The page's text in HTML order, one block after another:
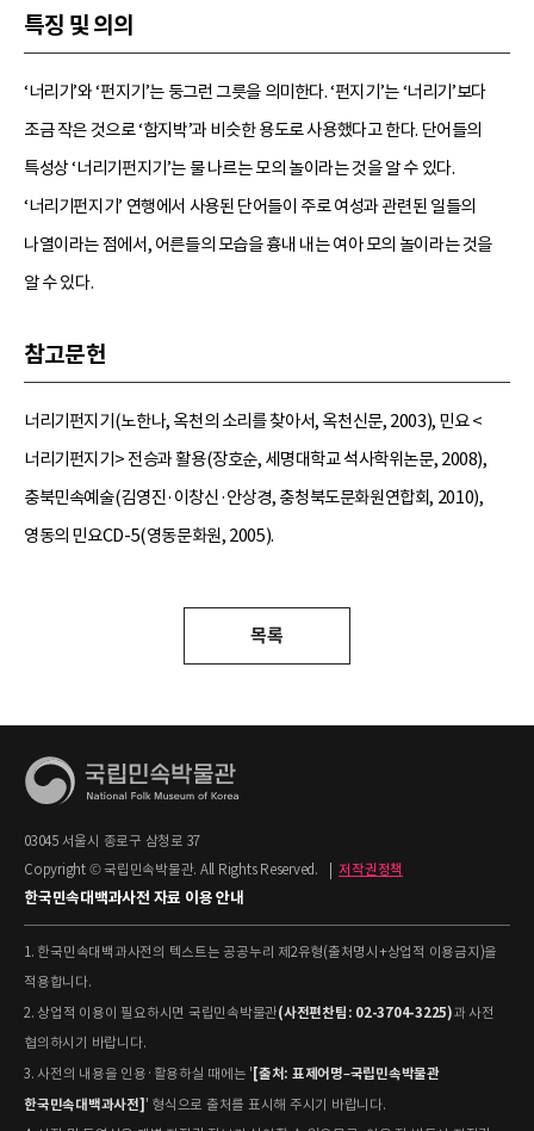
특징 및 의의
‘너리기’와 ‘펀지기’는 둥그런 그릇을 의미한다. ‘펀지기’는 ‘너리기’보다
조금 작은 것으로 ‘함지박’과 비슷한 용도로 사용했다고 한다. 단어들의
특성상 ‘너리기펀지기’는 물 나르는 모의 놀이라는 것을 알 수 있다.
‘너리기펀지기’ 연행에서 사용된 단어들이 주로 여성과 관련된 일들의
나열이라는 점에서, 어른들의 모습을 흉내 내는 여아 모의 놀이라는 것을
알 수 있다.
참고문헌
너리기펀지기(노한나, 옥천의 소리를 찾아서, 옥천신문, 2003), 민요 <
너리기펀지기> 전승과 활용(장호순, 세명대학교 석사학위논문, 2008),
충북민속예술(김영진·이창신·안상경, 충청북도문화원연합회, 2010),
영동의 민요CD-5(영동문화원, 2005).
목록
03045 서울시 종로구 삼청로 37
Copyright © 국립민속박물관. All Rights Reserved.
저작권정책
한국민속대백과사전 자료 이용 안내
1. 한국민속대백과사전의 텍스트는 공공누리 제2유형(출처명시+상업적 이용금지)을
적용합니다.
2. 상업적 이용이 필요하시면 국립민속박물관(사전편찬팀: 02-3704-3225)과 사전
협의하시기 바랍니다.
3. 사전의 내용을 인용·활용하실 때에는 ' [출처: 표제어명–국립민속박물관
한국민속대백과사전] ' 형식으로 출처를 표시해 주시기 바랍니다.